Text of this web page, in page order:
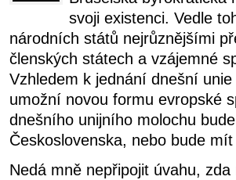
svoji existenci. Vedle
národních států nejrůznějšími
členských státech a vzájemné
Vzhledem k jednání dnešní
umožní novou formu evropské
dnešního unijního molochu
Československa, nebo bude
Nedá mně nepřipojit úvahu,